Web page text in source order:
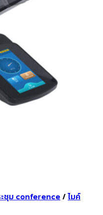
ชุม conference/ไมค์